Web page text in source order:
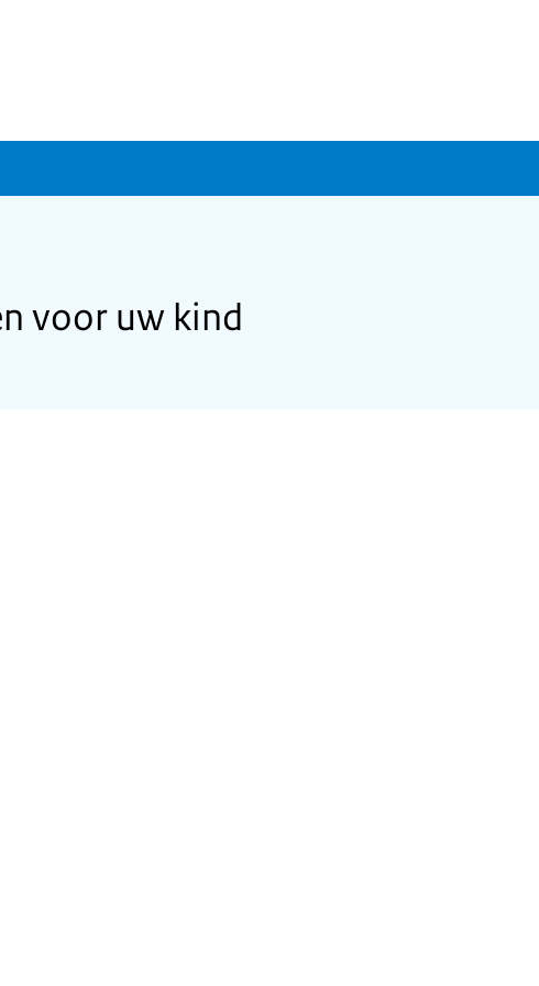
voor uw kind